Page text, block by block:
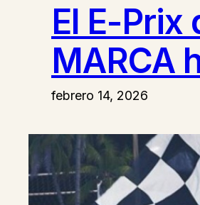
El E-Prix
MARCA
febrero 14, 2026